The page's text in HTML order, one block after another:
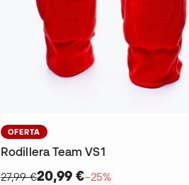
OFERTA
Rodillera Team VS1
27,99 €20,99 €−25%